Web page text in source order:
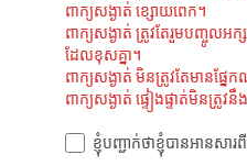
ពាក្យសង្ងាត់ ខ្សោយពេក។
ពាក្យសង្ងាត់ ត្រូវតែរួមបញ្ចូ
ដែលខុសគ្នា។
ពាក្យសង្ងាត់ មិនត្រូវតែមានផ្
ពាក្យសង្ងាត់ ផ្ទៀងផ្ទាត់មិនត្រូវនឹ
ខ្ញុំបញ្ជាក់ថាខ្ញុំបានអានសា